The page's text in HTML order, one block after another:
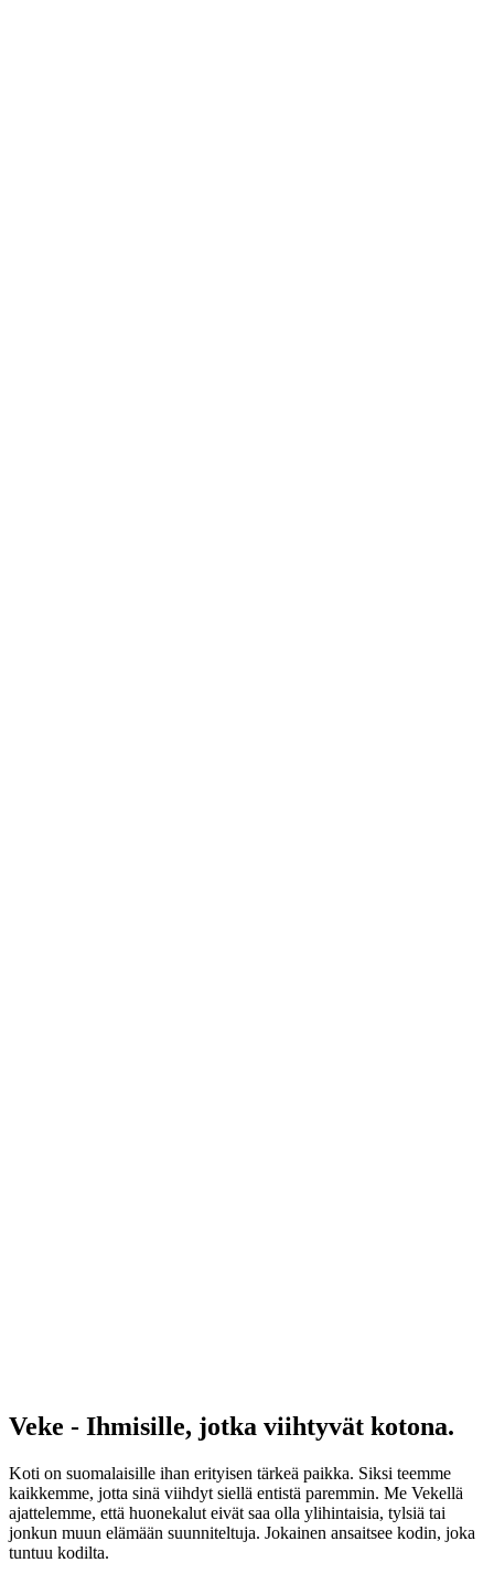
Veke - Ihmisille, jotka viihtyvät kotona.
Koti on suomalaisille ihan erityisen tärkeä paikka. Siksi teemme
kaikkemme, jotta sinä viihdyt siellä entistä paremmin. Me Vekellä
ajattelemme, että huonekalut eivät saa olla ylihintaisia, tylsiä tai
jonkun muun elämään suunniteltuja. Jokainen ansaitsee kodin, joka
tuntuu kodilta.